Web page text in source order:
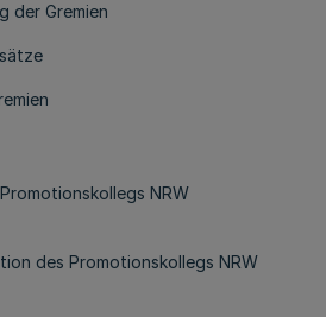
der Gremien
NRW
des Promotionskollegs NRW